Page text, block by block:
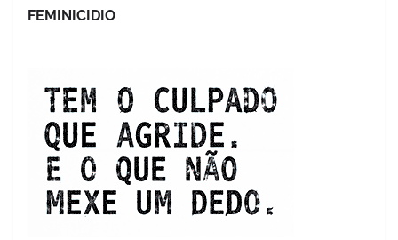
FEMINICIDIO